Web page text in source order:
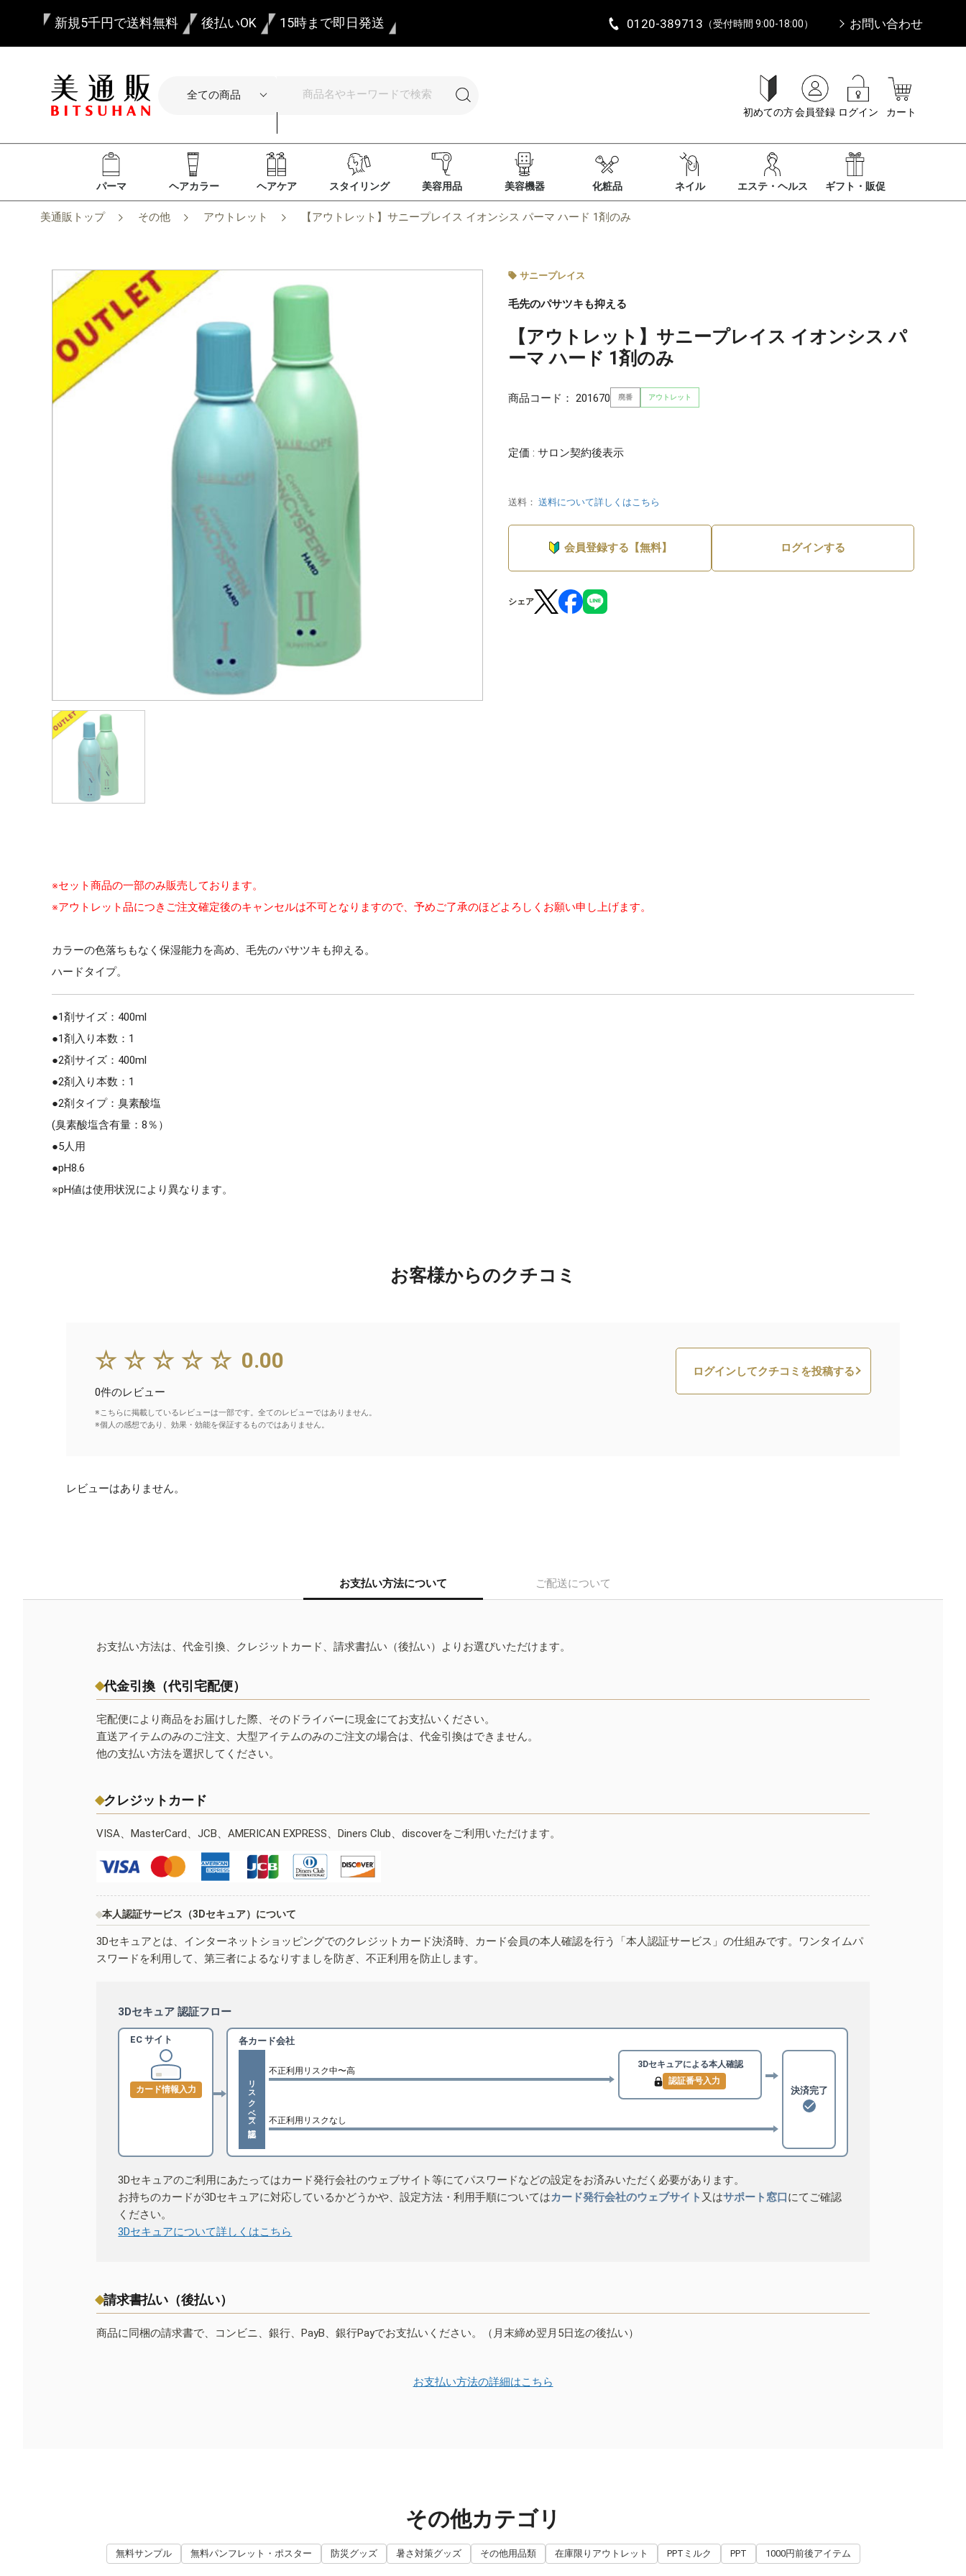
新規5千円で送料無料 後払いOK 15時まで即日発送 0120-389713 （受付時間 9:00-18:00） お問い合わせ
初めての方会員登録 ログイン カート
パーマ ヘアカラー ヘアケア スタイリング 美容用品 美容機器 化粧品 ネイル エステ・ヘルス ギフト・販促
美通販トップ その他 アウトレット 【アウトレット】サニープレイス イオンシス パーマ ハード 1剤のみ
サニープレイス
毛先のパサツキも抑える
【アウトレット】サニープレイス イオンシス パ
ーマ ハード 1剤のみ
商品コード： 201670 廃番 アウトレット
定価 : サロン契約後表示
送料： 送料について詳しくはこちら
会員登録する【無料】 ログインする
シェア
※セット商品の一部のみ販売しております。
※アウトレット品につきご注文確定後のキャンセルは不可となりますので、予めご了承のほどよろしくお願い申し上げます。
カラーの色落ちもなく保湿能力を高め、毛先のパサツキも抑える。
ハードタイプ。
●1剤サイズ：400ml
●1剤入り本数：1
●2剤サイズ：400ml
●2剤入り本数：1
●2剤タイプ：臭素酸塩
(臭素酸塩含有量：8％）
●5人用
●pH8.6
※pH値は使用状況により異なります。
お客様からのクチコミ
☆☆☆☆☆ 0.00
0件のレビュー
※こちらに掲載しているレビューは一部です。全てのレビューではありません。
※個人の感想であり、効果・効能を保証するものではありません。
ログインしてクチコミを投稿する
レビューはありません。
お支払い方法について ご配送について
お支払い方法は、代金引換、クレジットカード、請求書払い（後払い）よりお選びいただけます。
代金引換（代引宅配便）
宅配便により商品をお届けした際、そのドライバーに現金にてお支払いください。
直送アイテムのみのご注文、大型アイテムのみのご注文の場合は、代金引換はできません。
他の支払い方法を選択してください。
クレジットカード
VISA、MasterCard、JCB、AMERICAN EXPRESS、Diners Club、discoverをご利用いただけます。
本人認証サービス（3Dセキュア）について
3Dセキュアとは、インターネットショッピングでのクレジットカード決済時、カード会員の本人確認を行う「本人認証サービス」の仕組みです。ワンタイムパ
スワードを利用して、第三者によるなりすましを防ぎ、不正利用を防止します。
3Dセキュア 認証フロー
EC サイト
カード情報入力
各カード会社
リスクベース認証
不正利用リスク中〜高
3Dセキュアによる本人確認
認証番号入力
不正利用リスクなし
決済完了
3Dセキュアのご利用にあたってはカード発行会社のウェブサイト等にてパスワードなどの設定をお済みいただく必要があります。
お持ちのカードが3Dセキュアに対応しているかどうかや、設定方法・利用手順についてはカード発行会社のウェブサイト 又はサポート窓口にてご確認
ください。
3Dセキュアについて詳しくはこちら
請求書払い（後払い）
商品に同梱の請求書で、コンビニ、銀行、PayB、銀行Payでお支払いください。（月末締め翌月5日迄の後払い）
お支払い方法の詳細はこちら
その他カテゴリ
無料サンプル 無料パンフレット・ポスター 防災グッズ 暑さ対策グッズ その他用品類 在庫限りアウトレット PPTミルク PPT 1000円前後アイテム